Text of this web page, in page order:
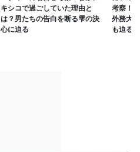
キシコで過ごしていた理由と
は？男たちの告白を断る雫の決
心に迫る
考察！
外務大
も迫る